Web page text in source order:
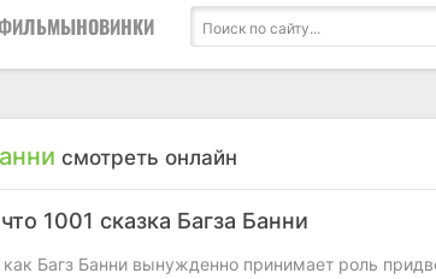
НОВИНКИ
смотреть онлайн
1001 сказка Багза Банни
как Багз Банни вынужденно принимает роль